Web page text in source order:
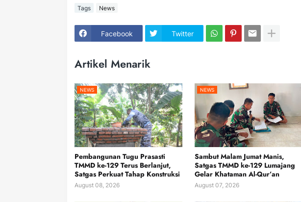
Tags News
Facebook Twitter
Artikel Menarik
NEWS
Pembangunan Tugu Prasasti
TMMD ke-129 Terus Berlanjut,
Satgas Perkuat Tahap Konstruksi
August 08, 2026
NEWS
Sambut Malam Jumat Manis,
Satgas TMMD ke-129 Lumajang
Gelar Khataman Al-Qur’an
August 07, 2026